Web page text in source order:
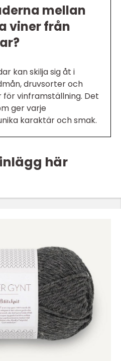
mellan
viner från
kan skilja sig åt i
druvsorter och
vinframställning. Det
ger varje
karaktär och smak.
här